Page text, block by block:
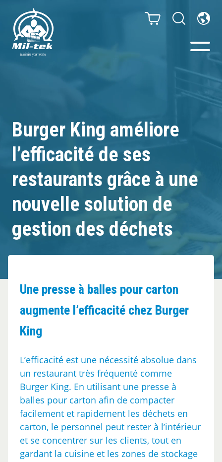
Webshop
Solutions de tri
Secteurs
Types de déchets
Cas clients
Burger King améliore
l’efficacité de ses
restaurants grâce à une
nouvelle solution de
gestion des déchets
Une presse à balles pour carton
augmente l’efficacité chez Burger
King
L’efficacité est une nécessité absolue dans
un restaurant très fréquenté comme
Burger King. En utilisant une presse à
balles pour carton afin de compacter
facilement et rapidement les déchets en
carton, le personnel peut rester à l’intérieur
et se concentrer sur les clients, tout en
gardant la cuisine et les zones de stockage